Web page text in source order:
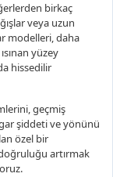
birkaç
veya uzun
modelleri, daha
yüzey
hissedilir
geçmiş
şiddeti ve yönünü
özel bir
artırmak